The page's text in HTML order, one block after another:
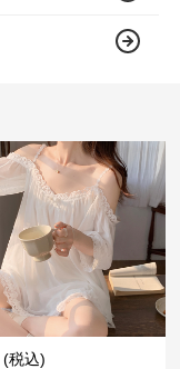
(税込)